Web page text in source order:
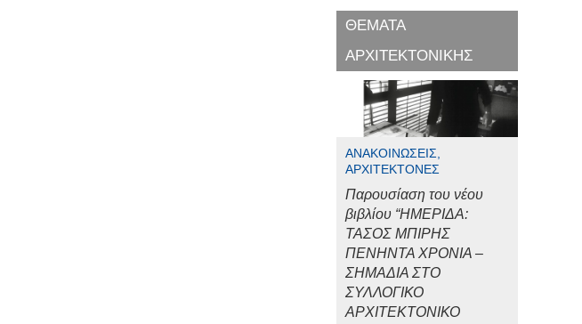
ΘΕΜΑΤΑ
ΑΡΧΙΤΕΚΤΟΝΙΚΗΣ
ΑΝΑΚΟΙΝΏΣΕΙΣ,
ΑΡΧΙΤΈΚΤΟΝΕΣ
Παρουσίαση του νέου
βιβλίου “ΗΜΕΡΙΔΑ:
ΤΑΣΟΣ ΜΠΙΡΗΣ
ΠΕΝΗΝΤΑ ΧΡΟΝΙΑ –
ΣΗΜΑΔΙΑ ΣΤΟ
ΣΥΛΛΟΓΙΚΟ
ΑΡΧΙΤΕΚΤΟΝΙΚΟ